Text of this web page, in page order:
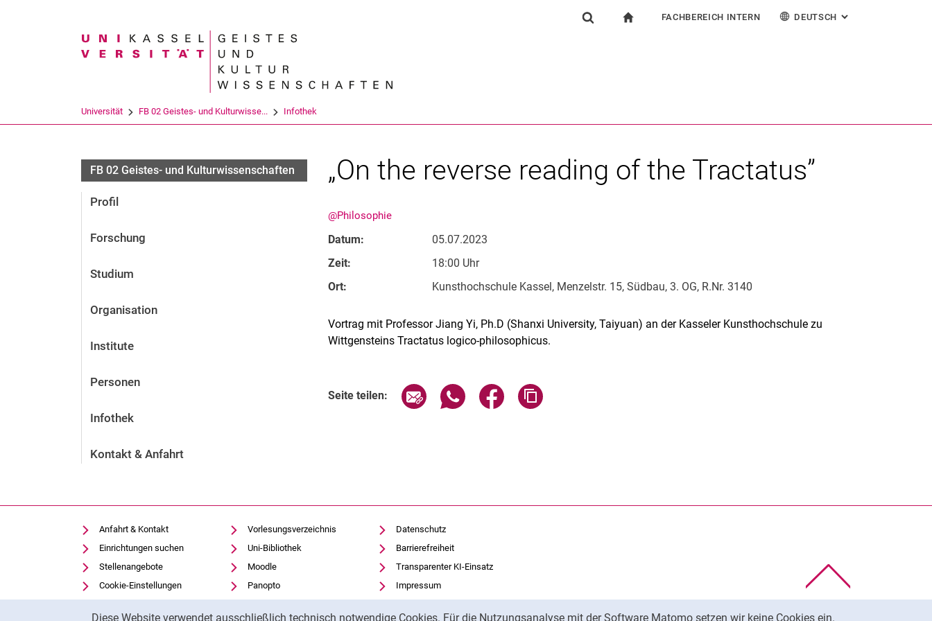
Springe direkt zu: Inhalt
Springe direkt zu: Suche
Springe direkt zu: Hauptnavigation
Diese Website verwendet ausschließlich technisch notwendige Cookies. Für die Nutzungsanalyse mit der Software Matomo setzen wir keine Cookies ein.
Suchbegriff
FACHBEREICH INTERN DEUTSCH : ALTERNATIVE
Universität FB 02 Geistes- und Kulturwisse... Infothek
FB 02 Geistes- und Kulturwissenschaften
Profil
Forschung
Studium
Organisation
Institute
Personen
Infothek
Kontakt & Anfahrt
„On the reverse reading of the Tractatus”
@Philosophie
Datum:
05.07.2023
Zeit:
18:00 Uhr
Ort:
Kunsthochschule Kassel, Menzelstr. 15, Südbau, 3. OG, R.Nr. 3140
Vortrag mit Professor Jiang Yi, Ph.D (Shanxi University, Taiyuan) an der Kasseler Kunsthochschule zu
Wittgensteins Tractatus logico-philosophicus.
Seite teilen: Seite über E-Mail teilen
Seite über WhatsApp teilen (externer Link, öffnet neues Fenster)
Seite über Facebook teilen (externer Link, öffnet neues Fenster)
Anfahrt & Kontakt
Einrichtungen suchen
Stellenangebote
Cookie-Einstellungen
Vorlesungsverzeichnis
Uni-Bibliothek
Moodle
Panopto
Datenschutz
Barrierefreiheit
Transparenter KI-Einsatz
Impressum